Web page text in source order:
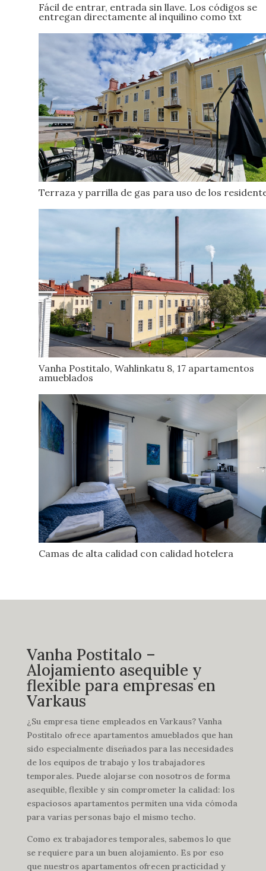
Fácil de entrar, entrada sin llave. Los códigos se
entregan directamente al inquilino como txt
Terraza y parrilla de gas para uso de los
Vanha Postitalo, Wahlinkatu 8, 17 apartamentos
amueblados
Camas de alta calidad con calidad hotelera
Vanha Postitalo –
Alojamiento asequible y
flexible para empresas en
Varkaus
¿Su empresa tiene empleados en Varkaus? Vanha
Postitalo ofrece apartamentos amueblados que han
sido especialmente diseñados para las necesidades
de los equipos de trabajo y los trabajadores
temporales. Puede alojarse con nosotros de forma
asequible, flexible y sin comprometer la calidad: los
espaciosos apartamentos permiten una vida cómoda
para varias personas bajo el mismo techo.
Como ex trabajadores temporales, sabemos lo que
se requiere para un buen alojamiento. Es por eso
que nuestros apartamentos ofrecen practicidad y